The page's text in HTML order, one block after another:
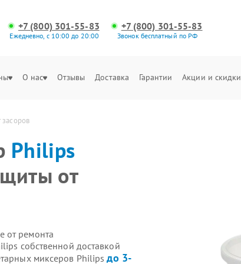
+7 (800) 301-55-83
Ежедневно, с 10:00 до 20:00
+7 (800) 301-55-83
Звонок бесплатный по РФ
О нас Отзывы Доставка Гарантии Акции и скидки
Philips
от
от ремонта
собственной доставкой
миксеров Philipsдо 3-